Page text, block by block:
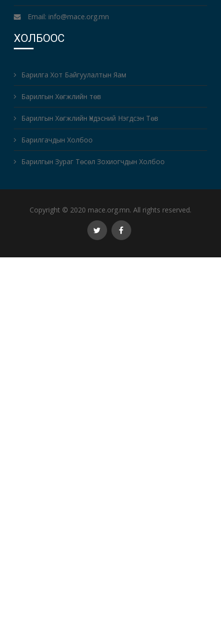
Email: info@mace.org.mn
ХОЛБООС
Барилга Хот Байгуулалтын Яам
Барилгын Хөгжлийн төв
Барилгын Хөгжлийн Үндэсний Нэгдсэн Төв
Барилгачдын Холбоо
Барилгын Зураг Төсөл Зохиогчдын Холбоо
Copyright © 2020 mace.org.mn. All rights reserved.